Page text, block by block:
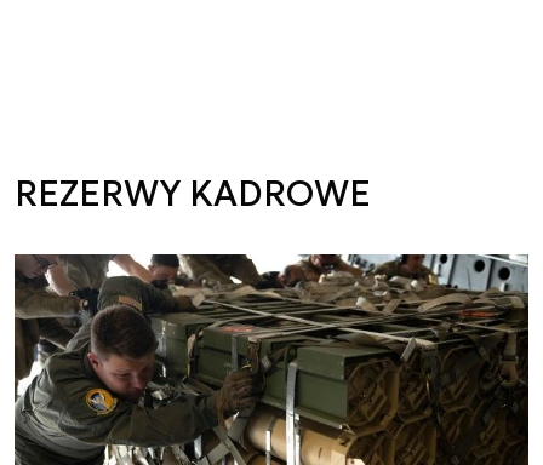
REZERWY KADROWE